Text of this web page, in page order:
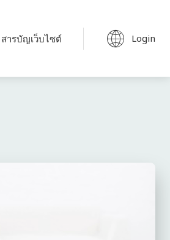
สารบัญเว็บไซต์ Login